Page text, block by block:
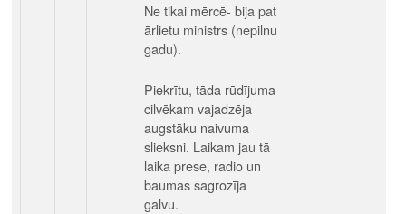
Ne tikai mērcē- bija pat
ārlietu ministrs (nepilnu
gadu).
Piekrītu, tāda rūdījuma
cilvēkam vajadzēja
augstāku naivuma
slieksni. Laikam jau tā
laika prese, radio un
baumas sagrozīja
galvu.